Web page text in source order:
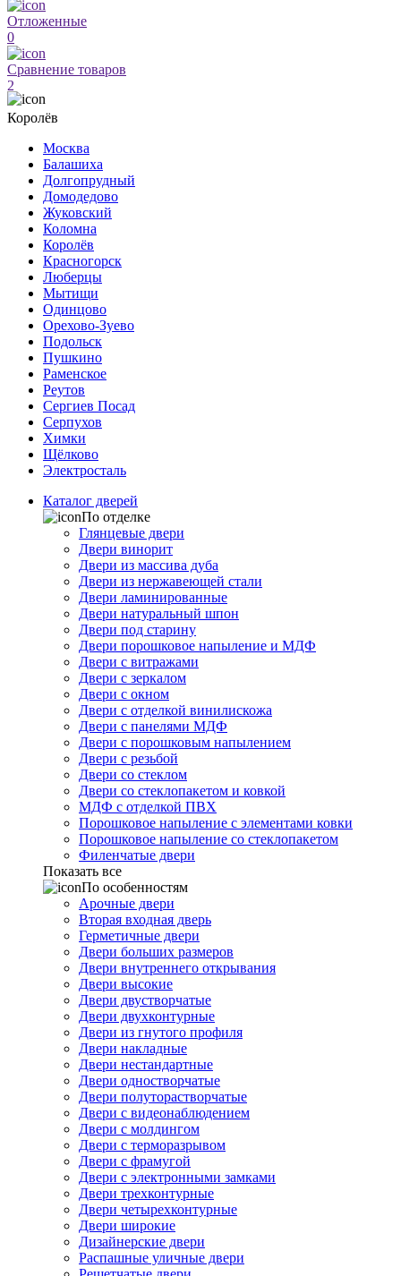
Отложенные
0
Сравнение товаров
2
Королёв
Москва
Балашиха
Долгопрудный
Домодедово
Жуковский
Коломна
Королёв
Красногорск
Люберцы
Мытищи
Одинцово
Орехово-Зуево
Подольск
Пушкино
Раменское
Реутов
Сергиев Посад
Серпухов
Химки
Щёлково
Электросталь
Каталог дверей
По отделке
Глянцевые двери
Двери винорит
Двери из массива дуба
Двери из нержавеющей стали
Двери ламинированные
Двери натуральный шпон
Двери под старину
Двери порошковое напыление и МДФ
Двери с витражами
Двери с зеркалом
Двери с окном
Двери с отделкой винилискожа
Двери с панелями МДФ
Двери с порошковым напылением
Двери с резьбой
Двери со стеклом
Двери со стеклопакетом и ковкой
МДФ с отделкой ПВХ
Порошковое напыление с элементами ковки
Порошковое напыление со стеклопакетом
Филенчатые двери
Показать все
По особенностям
Арочные двери
Вторая входная дверь
Герметичные двери
Двери больших размеров
Двери внутреннего открывания
Двери высокие
Двери двустворчатые
Двери двухконтурные
Двери из гнутого профиля
Двери накладные
Двери нестандартные
Двери одностворчатые
Двери полуторастворчатые
Двери с видеонаблюдением
Двери с молдингом
Двери с терморазрывом
Двери с фрамугой
Двери с электронными замками
Двери трехконтурные
Двери четырехконтурные
Двери широкие
Дизайнерские двери
Распашные уличные двери